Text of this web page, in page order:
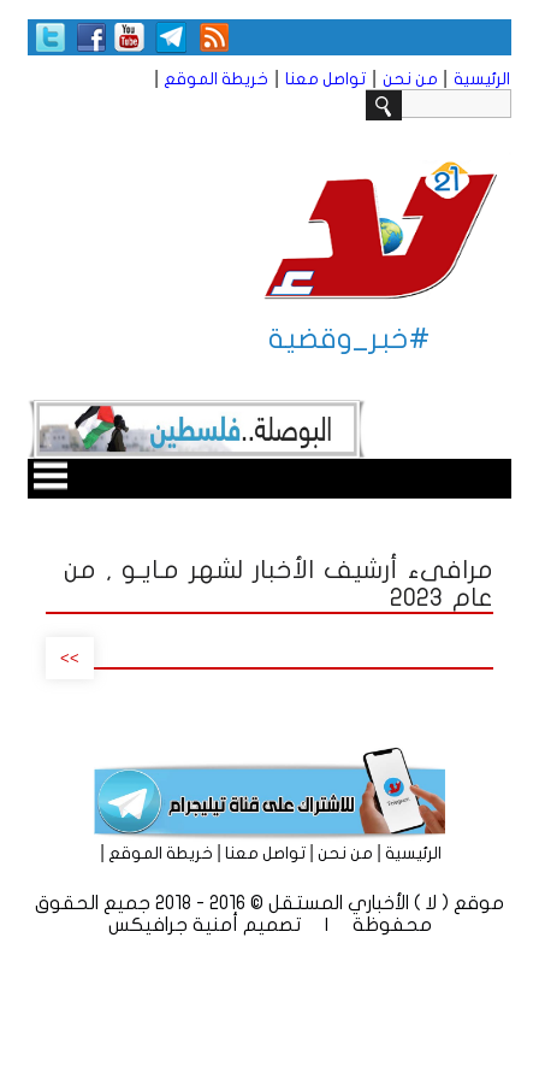
الرئيسية من نحن تواصل معنا خريطة الموقع
#خبر_وقضية
مرافىء أرشيف الأخبار لشهر مـايـو , من
عام 2023
>>
الرئيسية|من نحن|تواصل معنا|خريطة الموقع
موقع ( لا ) الأخباري المستقل © 2016 - 2018 جميع الحقوق
محفوظة | تصميم
أمنية جرافيكس